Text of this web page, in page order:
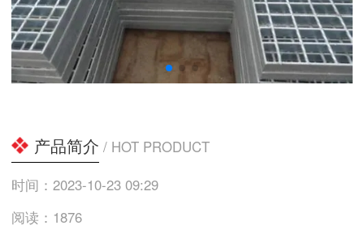
产品简介 / HOT PRODUCT
时间：2023-10-23 09:29
阅读：1876